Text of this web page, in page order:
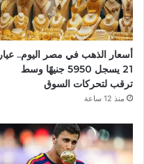
أسعار الذهب في مصر اليوم.. عيار
21 يسجل 5950 جنيهًا وسط
ترقب لتحركات السوق
منذ 12 ساعة